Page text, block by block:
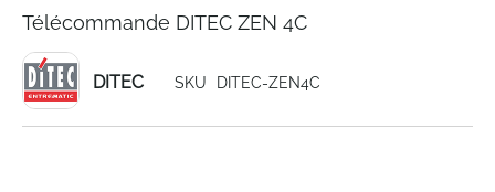
Télécommande DITEC ZEN 4C
DITEC SKU DITEC-ZEN4C